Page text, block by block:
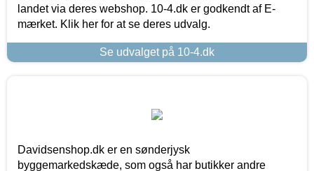
landet via deres webshop. 10-4.dk er godkendt af E-
mærket. Klik her for at se deres udvalg.
Se udvalget på 10-4.dk
Davidsenshop.dk er en sønderjysk
byggemarkedskæde, som også har butikker andre